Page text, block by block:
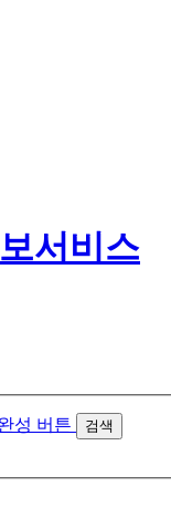
검색